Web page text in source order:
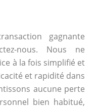
gagnante
nous. Nous ne
à la fois simplifié et
et rapidité dans
aucune perte
bien habitué,